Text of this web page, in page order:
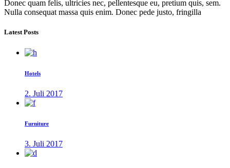
Donec quam felis, ultricies nec, pellentesque eu, pretium quis, sem.
Nulla consequat massa quis enim. Donec pede justo, fringilla
Latest Posts
Hotels
2. Juli 2017
Furniture
3. Juli 2017